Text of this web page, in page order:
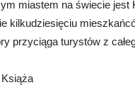
miastem na świecie jest
kilkudziesięciu
przyciąga turystów z